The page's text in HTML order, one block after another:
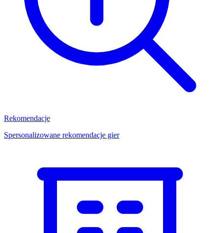
Rekomendacje
Spersonalizowane rekomendacje gier